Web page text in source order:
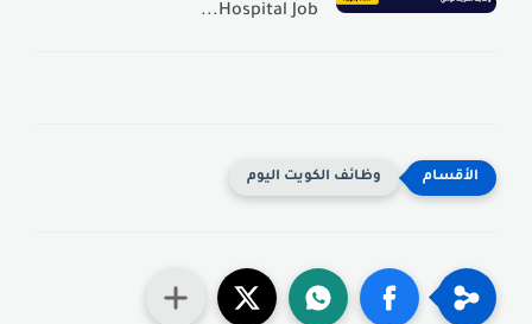
Hospital Job...
وظائف الكويت اليوم